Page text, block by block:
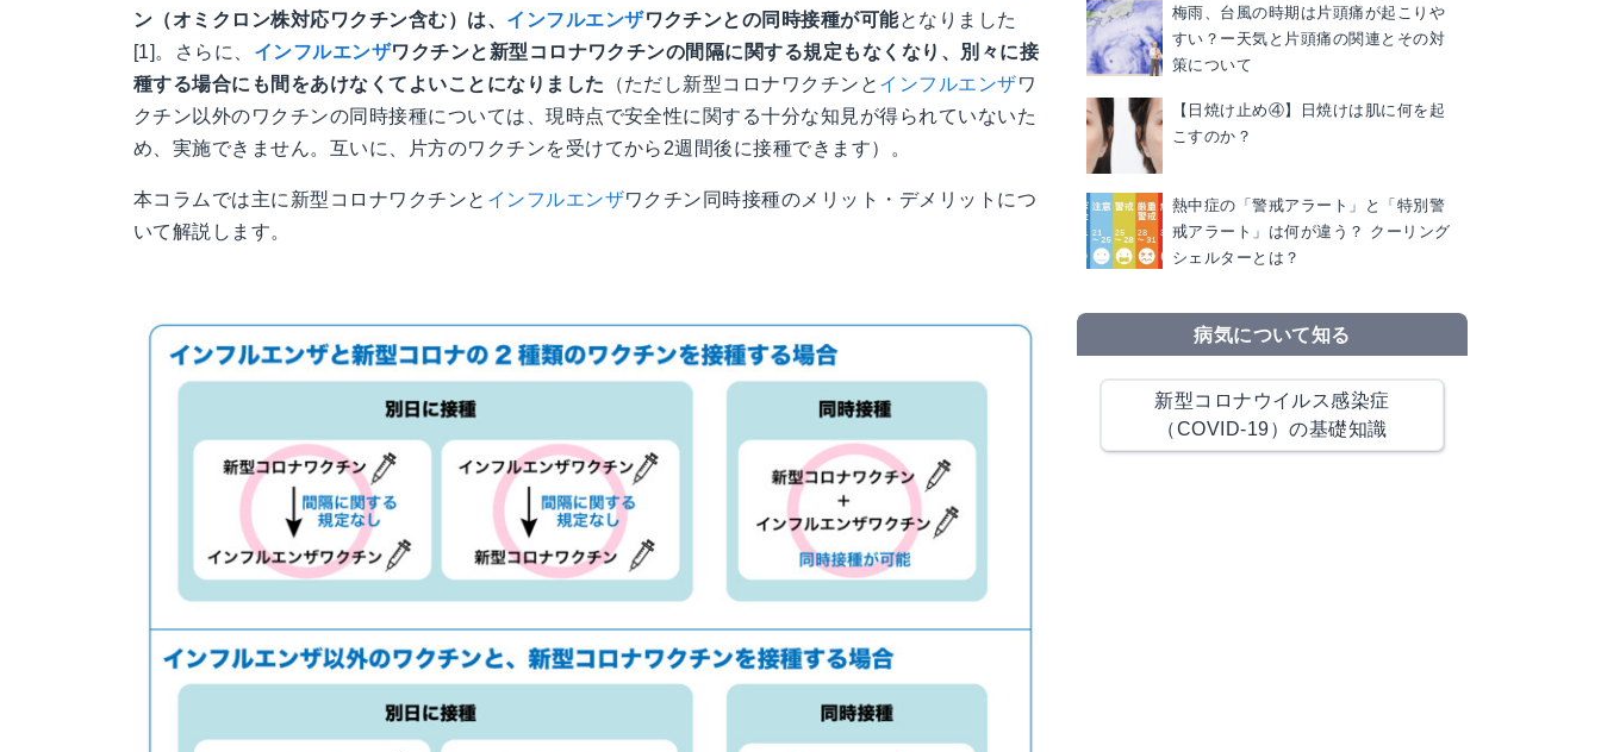
ン（オミクロン株対応ワクチン含む）は、 インフルエンザワクチンとの同時接種が可能となりました
[1]。さらに、 インフルエンザワクチンと新型コロナワクチンの間隔に関する規定もなくなり、別々に接
種する場合にも間をあけなくてよいことになりました （ただし新型コロナワクチンと インフルエンザワ
クチン以外のワクチンの同時接種については、現時点で安全性に関する十分な知見が得られていないた
め、実施できません。互いに、片方のワクチンを受けてから2週間後に接種できます）。
本コラムでは主に新型コロナワクチンと インフルエンザワクチン同時接種のメリット・デメリットにつ
いて解説します。
梅雨、台風の時期は片頭痛が起こりや
すい？ー天気と片頭痛の関連とその対
策について
【日焼け止め④】日焼けは肌に何を起
こすのか？
熱中症の「警戒アラート」と「特別警
戒アラート」は何が違う？ クーリング
シェルターとは？
病気について知る
新型コロナウイルス感染症
（COVID-19）の基礎知識